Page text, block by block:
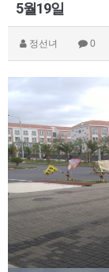
5월19일
정선녀 0